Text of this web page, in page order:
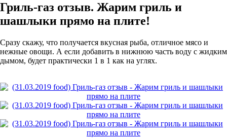
Гриль-газ отзыв. Жарим гриль и
шашлыки прямо на плите!
Сразу скажу, что получается вкусная рыба, отличное мясо и
нежные овощи. А если добавить в нижнюю часть воду с жидким
дымом, будет практически 1 в 1 как на углях.